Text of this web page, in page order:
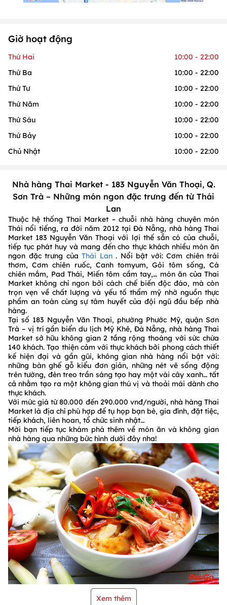
Giờ hoạt động
Thứ Hai
10:00 - 22:00
Thứ Ba
10:00 - 22:00
Thứ Tư
10:00 - 22:00
Thứ Năm
10:00 - 22:00
Thứ Sáu
10:00 - 22:00
Thứ Bảy
10:00 - 22:00
Chủ Nhật
10:00 - 22:00
Nhà hàng Thai Market - 183 Nguyễn Văn Thoại, Q.
Sơn Trà – Những món ngon đặc trưng đến từ Thái
Lan
Thuộc hệ thống Thai Market – chuỗi nhà hàng chuyên món
Thái nổi tiếng, ra đời năm 2012 tại Đà Nẵng, nhà hàng Thai
Market 183 Nguyễn Văn Thoại với lợi thế sẵn có của chuỗi,
tiếp tục phát huy và mang đến cho thực khách nhiều món ăn
ngon đặc trưng của Thái Lan . Nổi bật với: Cơm chiên trái
thơm, Cơm chiên ruốc, Canh tomyum, Gỏi tôm sống, Cá
chiên mắm, Pad Thái, Miến tôm cầm tay,… món ăn của Thai
Market không chỉ ngon bởi cách chế biến độc đáo, mà còn
trọn vẹn về chất lượng và yếu tố thẩm mỹ nhờ nguồn thực
phẩm an toàn cùng sự tâm huyết của đội ngũ đầu bếp nhà
hàng.
Tại số 183 Nguyễn Văn Thoại, phường Phước Mỹ, quận Sơn
Trà – vị trí gần biển du lịch Mỹ Khê, Đà Nẵng, nhà hàng Thai
Market sở hữu không gian 2 tầng rộng thoáng với sức chứa
140 khách. Tạo thiện cảm với thực khách bởi phong cách thiết
kế hiện đại và gần gũi, không gian nhà hàng nổi bật với:
những bàn ghế gỗ kiểu đơn giản, những nét vẽ sống động
trên tường, đèn treo trần sáng tạo hay một vài cây xanh… tất
cả nhằm tạo ra một không gian thú vị và thoải mái dành cho
thực khách.
Với mức giá từ 80.000 đến 290.000 vnđ/người, nhà hàng Thai
Market là địa chỉ phù hợp để tụ họp bạn bè, gia đình, đặt tiệc,
tiếp khách, liên hoan, tổ chức sinh nhật…
Mời bạn tiếp tục khám phá thêm về món ăn và không gian
nhà hàng qua những bức hình dưới đây nha!
Xem thêm